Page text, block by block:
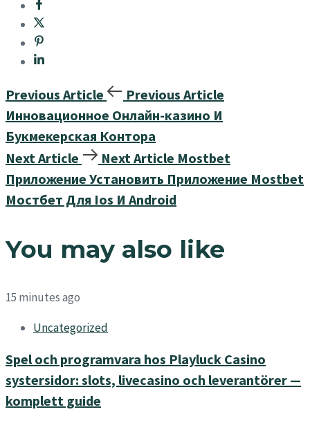
Previous Article
Previous Article
Инновационное Онлайн-казино И
Букмекерская Контора
Next Article
Next Article Mostbet
Приложение Установить Приложение Mostbet
Мостбет Для Ios И Android
You may also like
15 minutes ago
Uncategorized
Spel och programvara hos Playluck Casino
systersidor: slots, livecasino och leverantörer —
komplett guide